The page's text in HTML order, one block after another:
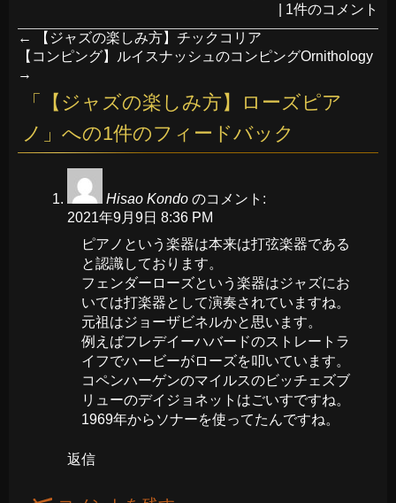
1件のコメント
←
【ジャズの楽しみ方】チックコリア
【コンピング】ルイスナッシュのコンピングOrnithology
→
「
【ジャズの楽しみ方】ローズピア
ノ 」への1件のフィードバック
Hisao Kondo のコメント:
2021年9月9日 8:36 PM
ピアノという楽器は本来は打弦楽器である
と認識しております。
フェンダーローズという楽器はジャズにお
いては打楽器として演奏されていますね。
元祖はジョーザビネルかと思います。
例えばフレデイーハバードのストレートラ
イフでハービーがローズを叩いています。
コペンハーゲンのマイルスのビッチェズブ
リューのデイジョネットはごいすですね。
1969年からソナーを使ってたんですね。
返信